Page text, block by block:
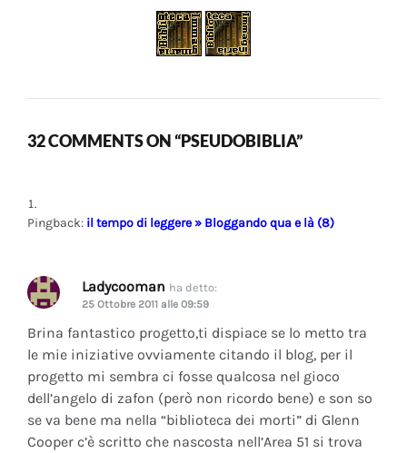
32 COMMENTS ON “PSEUDOBIBLIA”
Pingback: il tempo di leggere » Bloggando qua e là (8)
Ladycooman ha detto:
25 Ottobre 2011 alle 09:59
Brina fantastico progetto,ti dispiace se lo metto tra
le mie iniziative ovviamente citando il blog, per il
progetto mi sembra ci fosse qualcosa nel gioco
dell’angelo di zafon (però non ricordo bene) e son so
se va bene ma nella “biblioteca dei morti” di Glenn
Cooper c’è scritto che nascosta nell’Area 51 si trova